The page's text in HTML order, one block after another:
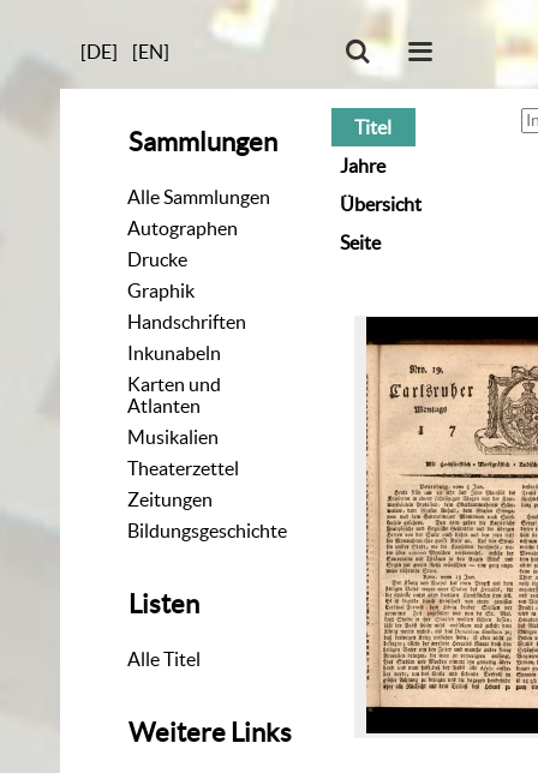
[DE] [EN]
Sammlungen
Alle Sammlungen
Autographen
Drucke
Graphik
Handschriften
Inkunabeln
Karten und
Atlanten
Musikalien
Theaterzettel
Zeitungen
Bildungsgeschichte
Listen
Alle Titel
Weitere Links
Titel
Jahre
Übersicht
Seite